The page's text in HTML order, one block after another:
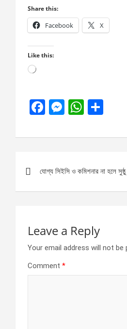
Share this:
Facebook X
Like this:
Loading…
F
ce
o
M
se
g
W
at
A
ar
navigation
যোগ্য সিইসি ও কমিশনার না হলে সুষ্ঠু
Leave a Reply
Your email address will not be
Comment *